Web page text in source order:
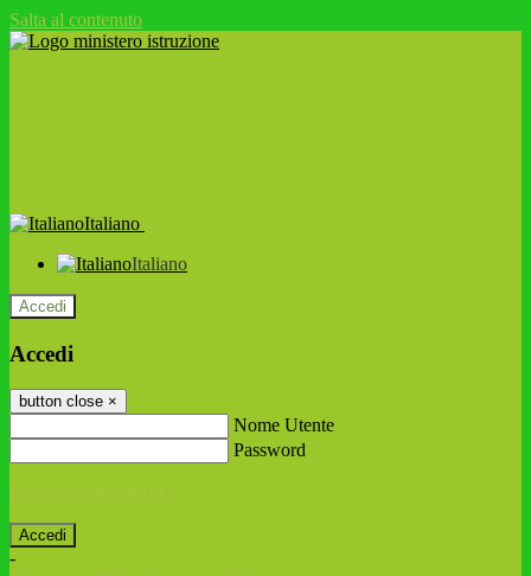
Salta al contenuto
Italiano
Italiano
Accedi
Accedi
button close ×
Nome Utente
Password
-